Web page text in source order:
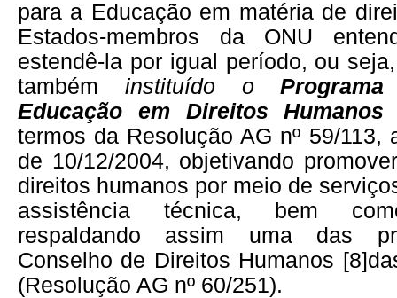
para a Educação em matéria de
Estados-membros da ONU
estendê-la por igual período, ou
também instituído o
Educação em Direitos Humanos
termos da Resolução AG nº 59/113,
de 10/12/2004, objetivando
direitos humanos por meio de
assistência técnica, bem
respaldando assim uma das
Conselho de Direitos Humanos [8]
(Resolução AG nº 60/251).